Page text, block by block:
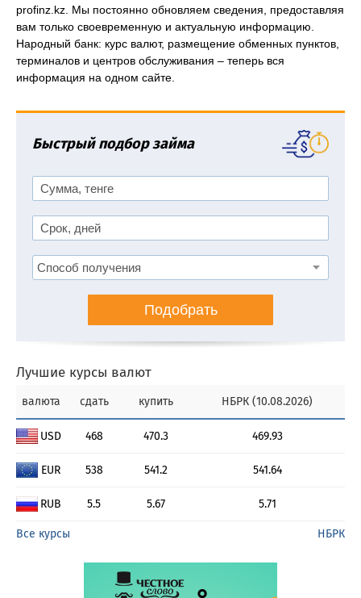
profinz.kz. Мы постоянно обновляем сведения, предоставляя
вам только своевременную и актуальную информацию.
Народный банк: курс валют, размещение обменных пунктов,
терминалов и центров обслуживания – теперь вся
информация на одном сайте.
Быстрый подбор займа
Подобрать
Лучшие курсы валют
валюта сдать купить НБРК (10.08.2026)
USD 468 470.3 469.93
EUR 538 541.2 541.64
RUB 5.5 5.67 5.71
Все курсы НБРК